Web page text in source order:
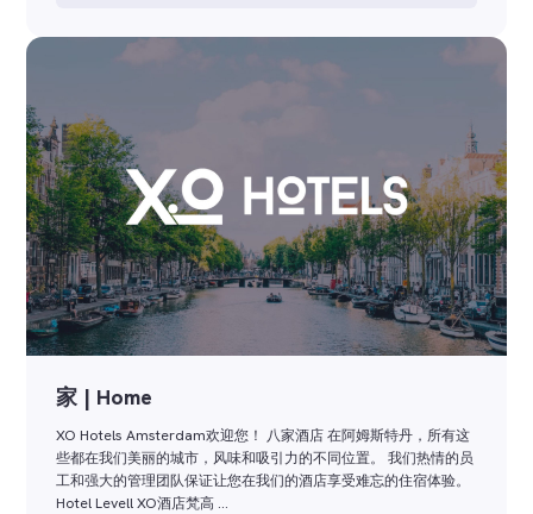
家 | Home
XO Hotels Amsterdam欢迎您！ 八家酒店 在阿姆斯特丹，所有这
些都在我们美丽的城市，风味和吸引力的不同位置。 我们热情的员
工和强大的管理团队保证让您在我们的酒店享受难忘的住宿体验。
Hotel Levell XO酒店梵高 …